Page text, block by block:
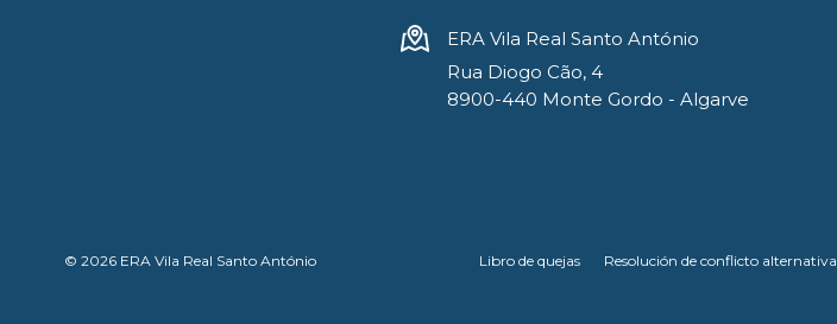
ERA Vila Real Santo António
Rua Diogo Cão, 4
8900-440 Monte Gordo - Algarve
© 2026ERA Vila Real Santo António Resolución de conflicto alternativa
Libro de quejas